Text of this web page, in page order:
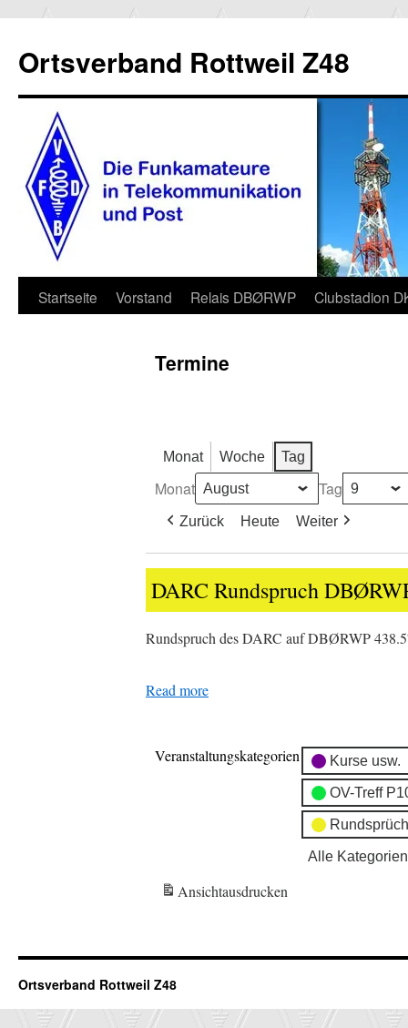
Ortsverband Rottweil Z48
Zum
Startseite Vorstand Relais DBØRWP Clubstadion
Termine
Monat Woche Tag
Monat Tag
Zurück Heute Weiter
DARC
Rundspruch
DBØRWP
DARC Rundspruch
Rundspruch des DARC auf DBØRWP
Read more
Veranstaltungskategorien Kurse usw.
OV-Treff
Alle Kategorien
Ansichtausdrucken
Ortsverband Rottweil Z48